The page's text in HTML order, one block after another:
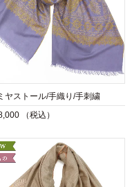
ヤストール/手織り/手刺繍
（税込）